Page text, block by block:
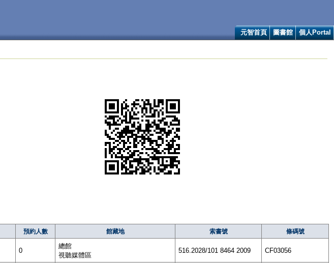
元智首頁 圖書館 個人Portal
預約人數 館藏地 索書號 條碼號
0
總館
視聽媒體區
516.2028/101 8464 2009 CF03056